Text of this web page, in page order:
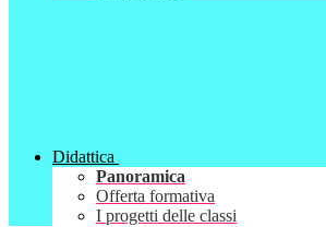
Didattica
Panoramica
Offerta formativa
I progetti delle classi